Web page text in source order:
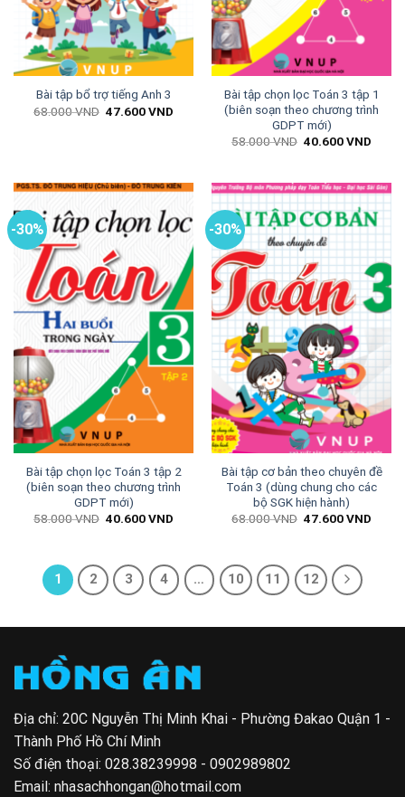
Bài tập bổ trợ tiếng Anh 3
68.000VND Giá
47.600VND
Bài tập chọn lọc Toán 3 tập 1
(biên soạn theo chương trình
GDPT mới)
58.000VND Giá
40.600VND
-30%
Bài tập chọn lọc Toán 3 tập 2
(biên soạn theo chương trình
GDPT mới)
58.000VND Giá
40.600VND
40.600 VND.
-30%
Bài tập cơ bản theo chuyên đề
Toán 3 (dùng chung cho các
bộ SGK hiện hành)
68.000VND Giá
47.600VND
1 2 3 4 … 10 11 12
Địa chỉ: 20C Nguyễn Thị Minh Khai - Phường Đakao Quận 1 -
Thành Phố Hồ Chí Minh
Số điện thoại: 028.38239998 - 0902989802
Email: nhasachhongan@hotmail.com